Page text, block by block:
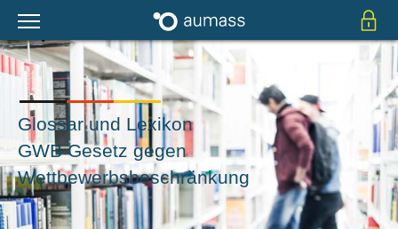
Glossar und Lexikon
GWB Gesetz gegen
Wettbewerbsbeschränkung